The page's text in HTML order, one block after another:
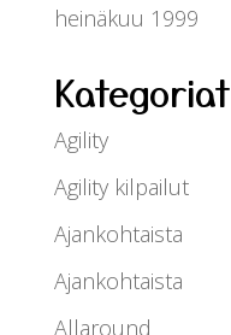
heinäkuu 1999
Kategoriat
Agility
Agility kilpailut
Ajankohtaista
Ajankohtaista
Allaround